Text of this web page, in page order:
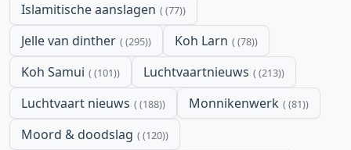
Islamitische aanslagen (77)
Jelle van dinther (295) Koh Larn (78)
Koh Samui (101) Luchtvaartnieuws (213)
Luchtvaart nieuws (188) Monnikenwerk (81)
Moord & doodslag (120)